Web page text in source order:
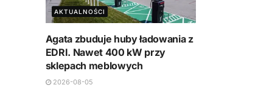
AKTUALNOŚCI
Agata zbuduje huby ładowania z
EDRI. Nawet 400 kW przy
sklepach meblowych
2026-08-05